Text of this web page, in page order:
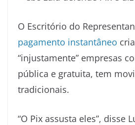
O Escritório do
pagamento instantâneo
“injustamente” empresas
pública e gratuita, tem
tradicionais.
“O Pix assusta eles”,